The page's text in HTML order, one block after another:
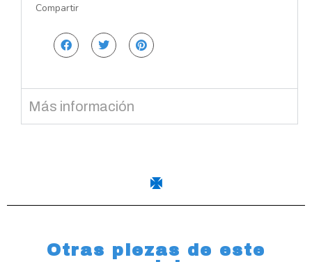
Compartir
Más información
Otras piezas de este